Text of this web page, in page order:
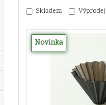
Skladem Výprodej
Novinka